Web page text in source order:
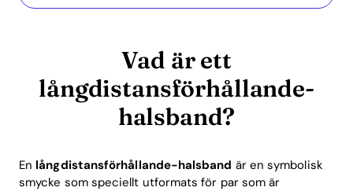
Vad är ett
långdistansförhållande-
halsband?
En långdistansförhållande-halsband är en symbolisk
smycke som speciellt utformats för par som är